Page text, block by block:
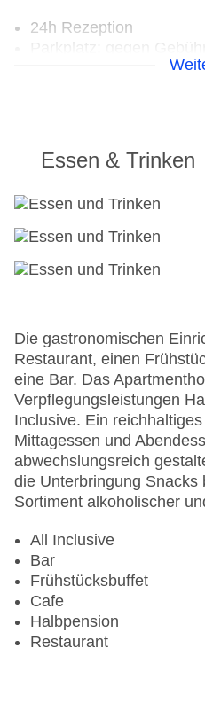
24h Rezeption
Check-in von: 16:00:00
Hotelsafe
WLAN/WiFi im Hotel
Lift
Minimarkt
Gesamtanzahl der
Zahlungsarten:
Landeskategorie: 3
Essen & Trinken
Die gastronomischen
Restaurant, einen
eine Bar. Das
Verpflegungsleistungen
Inclusive. Ein
Mittagessen und
abwechslungsreich
die Unterbringung Snacks
Sortiment alkoholischer
All Inclusive
Bar
Frühstücksbuffet
Cafe
Halbpension
Restaurant